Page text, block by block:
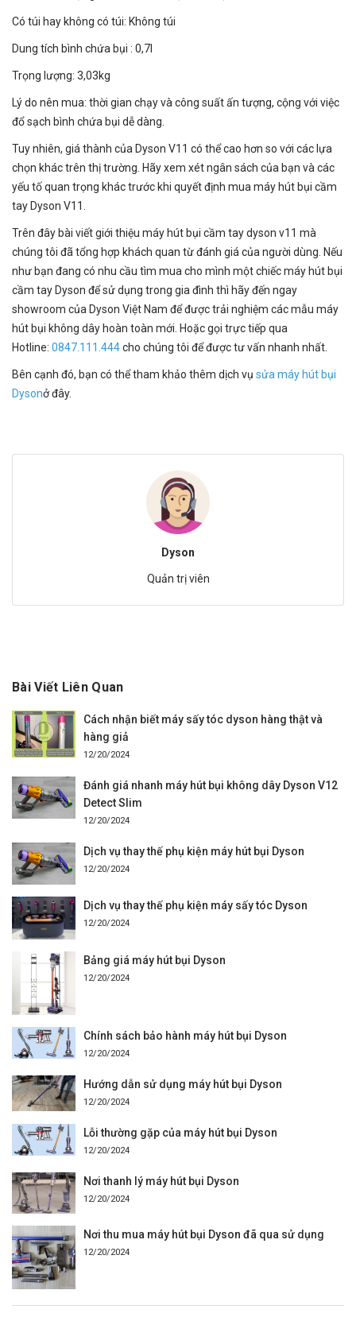
Có túi hay không có túi: Không túi
Dung tích bình chứa bụi : 0,7l
Trọng lượng: 3,03kg
Lý do nên mua: thời gian chạy và công suất ấn tượng, cộng với việc
đổ sạch bình chứa bụi dễ dàng.
Tuy nhiên, giá thành của Dyson V11 có thể cao hơn so với các lựa
chọn khác trên thị trường. Hãy xem xét ngân sách của bạn và các
yếu tố quan trọng khác trước khi quyết định mua máy hút bụi cầm
tay Dyson V11.
Trên đây bài viết giới thiệu máy hút bụi cầm tay dyson v11 mà
chúng tôi đã tổng hợp khách quan từ đánh giá của người dùng. Nếu
như bạn đang có nhu cầu tìm mua cho mình một chiếc máy hút bụi
cầm tay Dyson để sử dụng trong gia đình thì hãy đến ngay
showroom của Dyson Việt Nam để được trải nghiệm các mẫu máy
hút bụi không dây hoàn toàn mới. Hoặc gọi trực tiếp qua
Hotline: 0847.111.444cho chúng tôi để được tư vấn nhanh nhất.
Bên cạnh đó, bạn có thể tham khảo thêm dịch vụ sửa máy hút bụi
Dysonở đây.
Dyson
Quản trị viên
Bài Viết Liên Quan
Cách nhận biết máy sấy tóc dyson hàng thật và
hàng giả
12/20/2024
Đánh giá nhanh máy hút bụi không dây Dyson V12
Detect Slim
12/20/2024
Dịch vụ thay thế phụ kiện máy hút bụi Dyson
12/20/2024
Dịch vụ thay thế phụ kiện máy sấy tóc Dyson
12/20/2024
Bảng giá máy hút bụi Dyson
12/20/2024
Chính sách bảo hành máy hút bụi Dyson
12/20/2024
Hướng dẫn sử dụng máy hút bụi Dyson
12/20/2024
Lỗi thường gặp của máy hút bụi Dyson
12/20/2024
Nơi thanh lý máy hút bụi Dyson
12/20/2024
Nơi thu mua máy hút bụi Dyson đã qua sử dụng
12/20/2024